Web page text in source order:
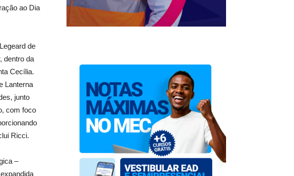
ao Dia
de
dentro da
Cecília.
Lanterna
junto
com foco
Ricci.
–